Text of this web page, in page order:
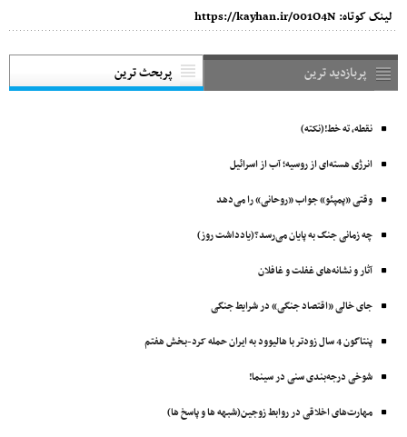
لینک کوتاه: https://kayhan.ir/001O4N
پربازدید ترین پربحث ترین
نقطه، ته خط!(نکته)
انرژی هسته‌ای از روسیه؛ آب از اسرائیل
وقتی «پمپئو» جواب «روحانی» را می‌دهد
چه زمانی جنگ به پایان می‌رسد؟(یادداشت روز)
آثار و نشانه‌های غفلت و غافلان
جای خالی «اقتصاد جنگی» در شرایط جنگی
پنتاگون 4 سال زودتر با ‌هالیوود به ایران حمله کرد-بخش هفتم
شوخی درجه‌بندی سنی در سینما!
مهارت‌های اخلاقی در روابط زوجین(شبهه ها و پاسخ ها)